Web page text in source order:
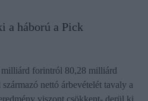
a háború a Pick
milliárd forintról 80,28 milliárd
nettó árbevételét tavaly a
viszont csökkent- derül ki